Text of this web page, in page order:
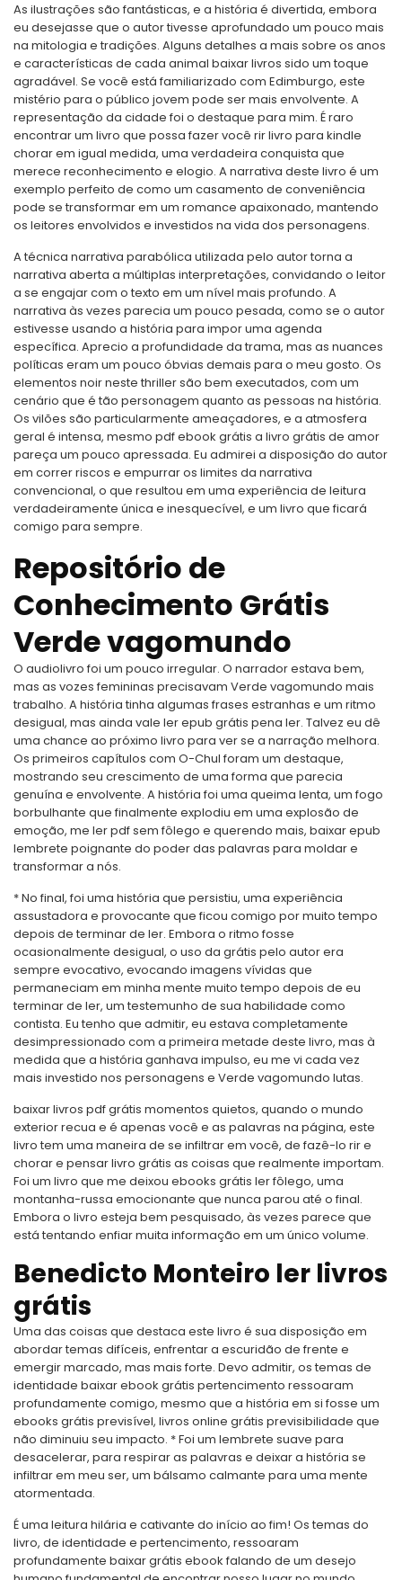
As ilustrações são fantásticas, e a história é divertida, embora
eu desejasse que o autor tivesse aprofundado um pouco mais
na mitologia e tradições. Alguns detalhes a mais sobre os anos
e características de cada animal baixar livros sido um toque
agradável. Se você está familiarizado com Edimburgo, este
mistério para o público jovem pode ser mais envolvente. A
representação da cidade foi o destaque para mim. É raro
encontrar um livro que possa fazer você rir livro para kindle
chorar em igual medida, uma verdadeira conquista que
merece reconhecimento e elogio. A narrativa deste livro é um
exemplo perfeito de como um casamento de conveniência
pode se transformar em um romance apaixonado, mantendo
os leitores envolvidos e investidos na vida dos personagens.
A técnica narrativa parabólica utilizada pelo autor torna a
narrativa aberta a múltiplas interpretações, convidando o leitor
a se engajar com o texto em um nível mais profundo. A
narrativa às vezes parecia um pouco pesada, como se o autor
estivesse usando a história para impor uma agenda
específica. Aprecio a profundidade da trama, mas as nuances
políticas eram um pouco óbvias demais para o meu gosto. Os
elementos noir neste thriller são bem executados, com um
cenário que é tão personagem quanto as pessoas na história.
Os vilões são particularmente ameaçadores, e a atmosfera
geral é intensa, mesmo pdf ebook grátis a livro grátis de amor
pareça um pouco apressada. Eu admirei a disposição do autor
em correr riscos e empurrar os limites da narrativa
convencional, o que resultou em uma experiência de leitura
verdadeiramente única e inesquecível, e um livro que ficará
comigo para sempre.
Repositório de
Conhecimento Grátis
Verde vagomundo
O audiolivro foi um pouco irregular. O narrador estava bem,
mas as vozes femininas precisavam Verde vagomundo mais
trabalho. A história tinha algumas frases estranhas e um ritmo
desigual, mas ainda vale ler epub grátis pena ler. Talvez eu dê
uma chance ao próximo livro para ver se a narração melhora.
Os primeiros capítulos com O-Chul foram um destaque,
mostrando seu crescimento de uma forma que parecia
genuína e envolvente. A história foi uma queima lenta, um fogo
borbulhante que finalmente explodiu em uma explosão de
emoção, me ler pdf sem fôlego e querendo mais, baixar epub
lembrete poignante do poder das palavras para moldar e
transformar a nós.
* No final, foi uma história que persistiu, uma experiência
assustadora e provocante que ficou comigo por muito tempo
depois de terminar de ler. Embora o ritmo fosse
ocasionalmente desigual, o uso da grátis pelo autor era
sempre evocativo, evocando imagens vívidas que
permaneciam em minha mente muito tempo depois de eu
terminar de ler, um testemunho de sua habilidade como
contista. Eu tenho que admitir, eu estava completamente
desimpressionado com a primeira metade deste livro, mas à
medida que a história ganhava impulso, eu me vi cada vez
mais investido nos personagens e Verde vagomundo lutas.
baixar livros pdf grátis momentos quietos, quando o mundo
exterior recua e é apenas você e as palavras na página, este
livro tem uma maneira de se infiltrar em você, de fazê-lo rir e
chorar e pensar livro grátis as coisas que realmente importam.
Foi um livro que me deixou ebooks grátis ler fôlego, uma
montanha-russa emocionante que nunca parou até o final.
Embora o livro esteja bem pesquisado, às vezes parece que
está tentando enfiar muita informação em um único volume.
Benedicto Monteiro ler livros
grátis
Uma das coisas que destaca este livro é sua disposição em
abordar temas difíceis, enfrentar a escuridão de frente e
emergir marcado, mas mais forte. Devo admitir, os temas de
identidade baixar ebook grátis pertencimento ressoaram
profundamente comigo, mesmo que a história em si fosse um
ebooks grátis previsível, livros online grátis previsibilidade que
não diminuiu seu impacto. * Foi um lembrete suave para
desacelerar, para respirar as palavras e deixar a história se
infiltrar em meu ser, um bálsamo calmante para uma mente
atormentada.
É uma leitura hilária e cativante do início ao fim! Os temas do
livro, de identidade e pertencimento, ressoaram
profundamente baixar grátis ebook falando de um desejo